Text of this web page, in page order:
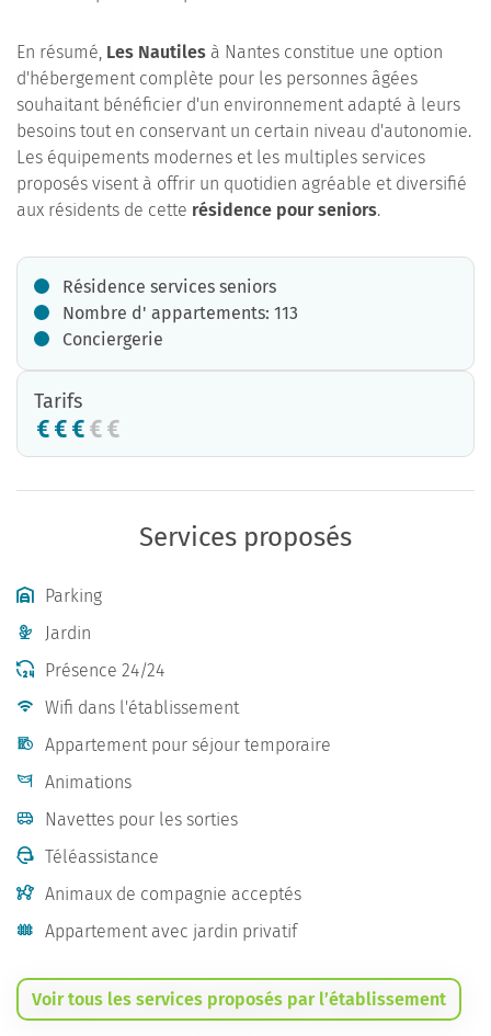
En résumé, Les Nautiles à Nantes constitue une option
d'hébergement complète pour les personnes âgées
souhaitant bénéficier d'un environnement adapté à leurs
besoins tout en conservant un certain niveau d'autonomie.
Les équipements modernes et les multiples services
proposés visent à offrir un quotidien agréable et diversifié
aux résidents de cette résidence pour seniors.
Résidence services seniors
Nombre d' appartements: 113
Conciergerie
Tarifs
Services proposés
Parking
Jardin
Présence 24/24
Wifi dans l'établissement
Appartement pour séjour temporaire
Animations
Navettes pour les sorties
Téléassistance
Animaux de compagnie acceptés
Appartement avec jardin privatif
Voir tous les services proposés par l’établissement